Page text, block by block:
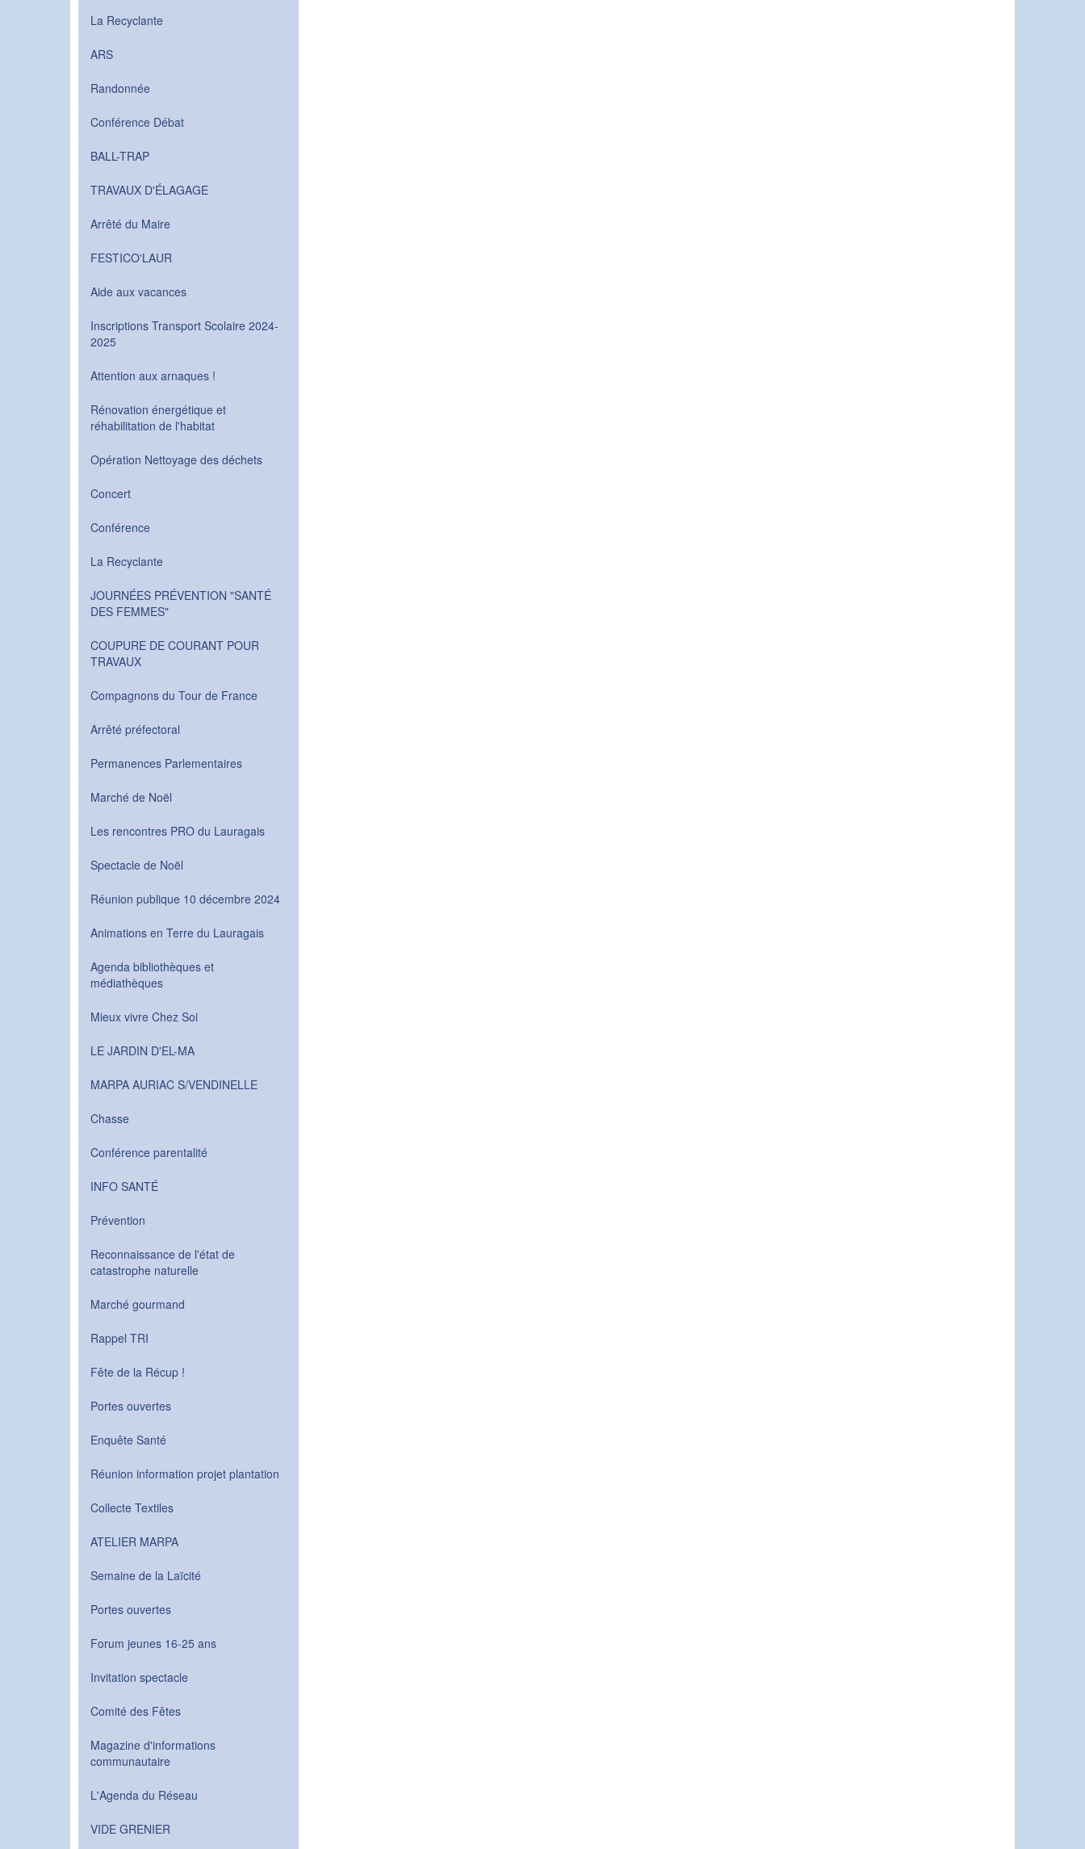
La Recyclante
ARS
Randonnée
Conférence Débat
BALL-TRAP
TRAVAUX D'ÉLAGAGE
Arrêté du Maire
FESTICO'LAUR
Aide aux vacances
Inscriptions Transport Scolaire 2024-
2025
Attention aux arnaques !
Rénovation énergétique et
réhabilitation de l'habitat
Opération Nettoyage des déchets
Concert
Conférence
La Recyclante
JOURNÉES PRÉVENTION "SANTÉ
DES FEMMES"
COUPURE DE COURANT POUR
TRAVAUX
Compagnons du Tour de France
Arrêté préfectoral
Permanences Parlementaires
Marché de Noël
Les rencontres PRO du Lauragais
Spectacle de Noël
Réunion publique 10 décembre 2024
Animations en Terre du Lauragais
Agenda bibliothèques et
médiathèques
Mieux vivre Chez Soi
LE JARDIN D'EL-MA
MARPA AURIAC S/VENDINELLE
Chasse
Conférence parentalité
INFO SANTÉ
Prévention
Reconnaissance de l'état de
catastrophe naturelle
Marché gourmand
Rappel TRI
Fête de la Récup !
Portes ouvertes
Enquête Santé
Réunion information projet plantation
Collecte Textiles
ATELIER MARPA
Semaine de la Laïcité
Portes ouvertes
Forum jeunes 16-25 ans
Invitation spectacle
Comité des Fêtes
Magazine d'informations
communautaire
L'Agenda du Réseau
VIDE GRENIER